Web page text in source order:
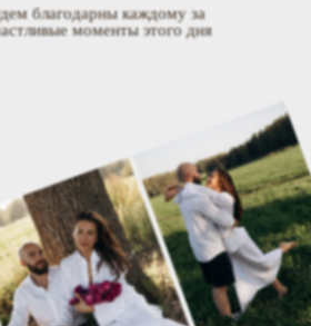
благодарны каждому за
моменты этого дня